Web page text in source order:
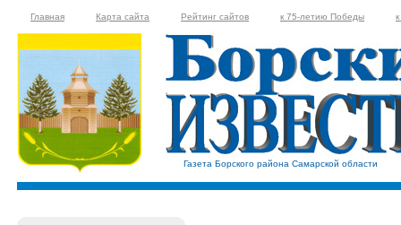
Главная Карта сайта Рейтинг сайтов к 75-летию Победы
Газета Борского района Самарской области